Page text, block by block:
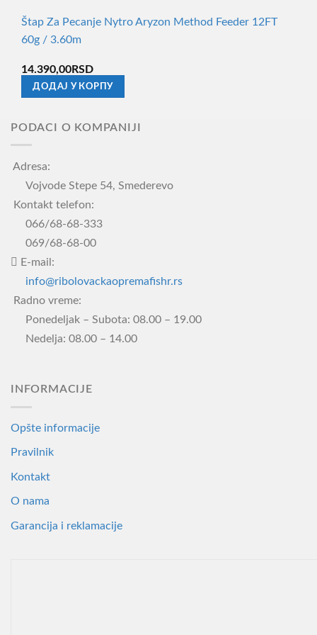
Štap Za Pecanje Nytro Aryzon Method Feeder 12FT
60g / 3.60m
14.390,00RSD
ДОДАЈ У КОРПУ
PODACI O KOMPANIJI
Adresa:
Vojvode Stepe 54, Smederevo
Kontakt telefon:
066/68-68-333
069/68-68-00
E-mail:
info@ribolovackaopremafishr.rs
Radno vreme:
Ponedeljak – Subota: 08.00 – 19.00
Nedelja: 08.00 – 14.00
INFORMACIJE
Opšte informacije
Pravilnik
Kontakt
O nama
Garancija i reklamacije